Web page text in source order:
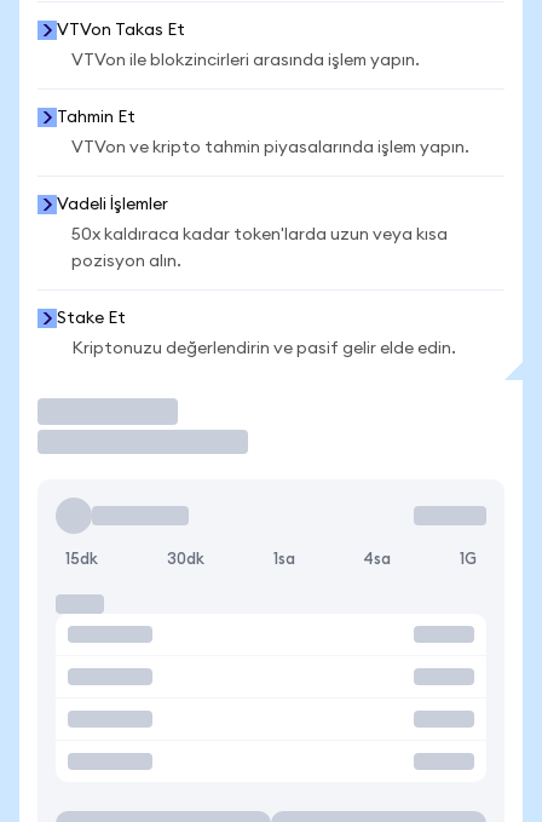
VTVon Takas Et
VTVon ile blokzincirleri arasında işlem yapın.
Tahmin Et
VTVon ve kripto tahmin piyasalarında işlem yapın.
Vadeli İşlemler
50x kaldıraca kadar token'larda uzun veya kısa
pozisyon alın.
Stake Et
Kriptonuzu değerlendirin ve pasif gelir elde edin.
15dk 30dk 1sa 4sa 1G